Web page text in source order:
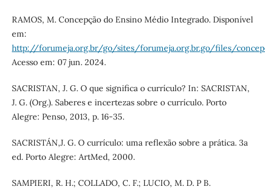
RAMOS, M. Concepção do Ensino Médio Integrado. Disponível
em:
http://forumeja.org.br/go/sites/forumeja.org.br.go/files/
Acesso em: 07 jun. 2024.
SACRISTAN, J. G. O que significa o currículo? In: SACRISTAN,
J. G. (Org.). Saberes e incertezas sobre o currículo. Porto
Alegre: Penso, 2013, p. 16-35.
SACRISTÁN,J. G. O currículo: uma reflexão sobre a prática. 3a
ed. Porto Alegre: ArtMed, 2000.
SAMPIERI, R. H.; COLLADO, C. F.; LUCIO, M. D. P B.